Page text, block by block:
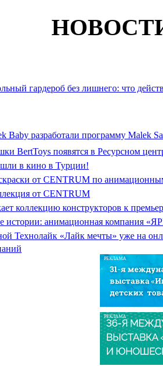
гардероб без лишнего: что
Baby разработали программу Malek
BertToys появятся в Ресурсном
в кино в Турции!
от CENTRUM по
от CENTRUM
коллекцию конструкторов к
истории: анимационная компания
Технолайк «Лайк мечты» уже на
РЕКЛАМА
РЕКЛАМА